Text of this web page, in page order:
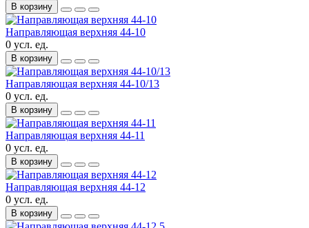
В корзину
Направляющая верхняя 44-10
0 усл. ед.
В корзину
Направляющая верхняя 44-10/13
0 усл. ед.
В корзину
Направляющая верхняя 44-11
0 усл. ед.
В корзину
Направляющая верхняя 44-12
0 усл. ед.
В корзину